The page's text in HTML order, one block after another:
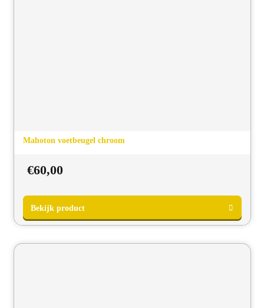
Mahoton voetbeugel chroom
€60,00